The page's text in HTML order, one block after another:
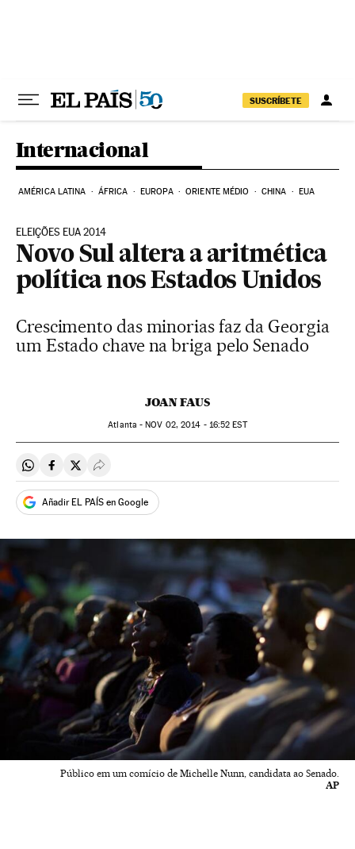
SUSCRÍBETE
Internacional
AMÉRICA LATINA ÁFRICA EUROPA ORIENTE MÉDIO CHINA EUA
ELEIÇÕES EUA 2014
Novo Sul altera a aritmética
política nos Estados Unidos
Crescimento das minorias faz da Georgia
um Estado chave na briga pelo Senado
JOAN FAUS
Atlanta -NOV 02, 2014 - 16:52 EST
Compartir en Whatsapp
Compartir en Facebook
Compartir en Twitter
Desplegar Redes Sociales
Añadir EL PAÍS en Google
Público em um comício de Michelle Nunn, candidata ao Senado.
AP